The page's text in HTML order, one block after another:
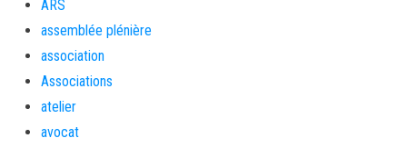
ARS
assemblée plénière
association
Associations
atelier
avocat